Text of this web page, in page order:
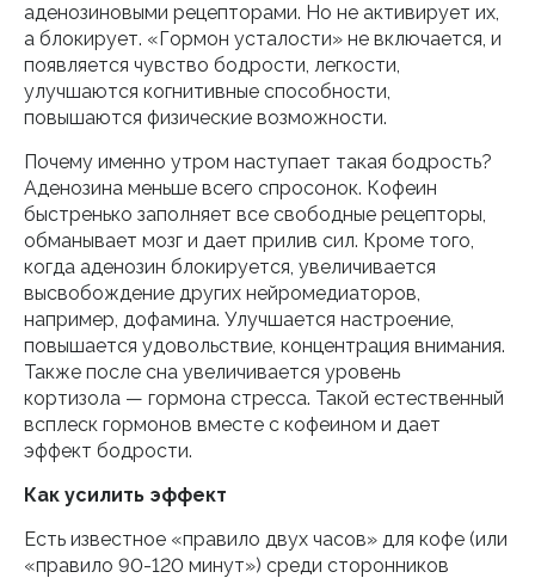
аденозиновыми рецепторами. Но не активирует их,
а блокирует. «Гормон усталости» не включается, и
появляется чувство бодрости, легкости,
улучшаются когнитивные способности,
повышаются физические возможности.
Почему именно утром наступает такая бодрость?
Аденозина меньше всего спросонок. Кофеин
быстренько заполняет все свободные рецепторы,
обманывает мозг и дает прилив сил. Кроме того,
когда аденозин блокируется, увеличивается
высвобождение других нейромедиаторов,
например, дофамина. Улучшается настроение,
повышается удовольствие, концентрация внимания.
Также после сна увеличивается уровень
кортизола — гормона стресса. Такой естественный
всплеск гормонов вместе с кофеином и дает
эффект бодрости.
Как усилить эффект
Есть известное «правило двух часов» для кофе (или
«правило 90-120 минут») среди сторонников